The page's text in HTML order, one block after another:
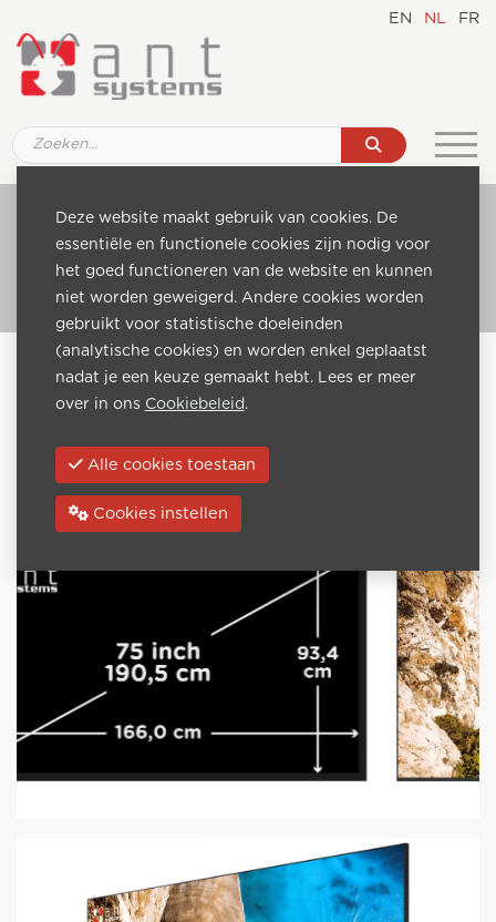
EN NL FR
Ref. D006 75" IPTV Hospitality TV set, Smart
IPTV
Ga naar catalogus
Home
Catalogue
IPTV Hospitality TV Sets - Smart IPTV
Vorige:
Deze website maakt gebruik van cookies. De
essentiële en functionele cookies zijn nodig voor
het goed functioneren van de website en kunnen
niet worden geweigerd. Andere cookies worden
gebruikt voor statistische doeleinden
(analytische cookies) en worden enkel geplaatst
nadat je een keuze gemaakt hebt. Lees er meer
over in ons Cookiebeleid .
Alle cookies toestaan
Cookies instellen